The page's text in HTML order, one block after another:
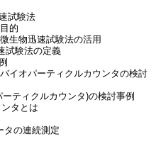
試験法
的
生物迅速試験法の活用
試験法の定義
イオパーティクルカウンタの検討
ティクルカウンタ)の検討事例
タとは
の連続測定